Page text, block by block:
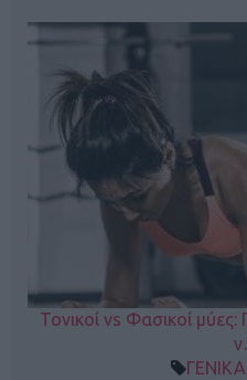
Τονικοί vs Φασικοί μύες: